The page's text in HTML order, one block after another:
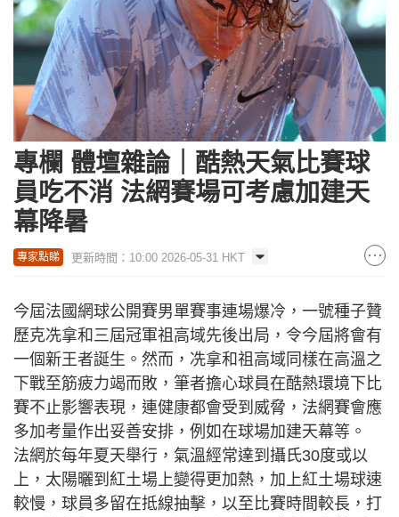
專欄 體壇雜論｜酷熱天氣比賽球
員吃不消 法網賽場可考慮加建天
幕降暑
專家點睇 更新時間：10:00 2026-05-31 HKT
今屆法國網球公開賽男單賽事連場爆冷，一號種子贊
歷克冼拿和三屆冠軍祖高域先後出局，令今屆將會有
一個新王者誕生。然而，冼拿和祖高域同樣在高溫之
下戰至筋疲力竭而敗，筆者擔心球員在酷熱環境下比
賽不止影響表現，連健康都會受到威脅，法網賽會應
多加考量作出妥善安排，例如在球場加建天幕等。
法網於每年夏天舉行，氣溫經常達到攝氏30度或以
上，太陽曬到紅土場上變得更加熱，加上紅土場球速
較慢，球員多留在抵線抽擊，以至比賽時間較長，打